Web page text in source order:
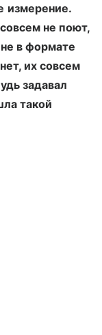
измерение.
не поют,
в формате
их совсем
задавал
такой